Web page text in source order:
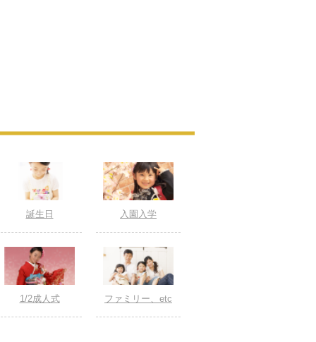
誕生日 入園入学
1/2成人式 ファミリー、etc